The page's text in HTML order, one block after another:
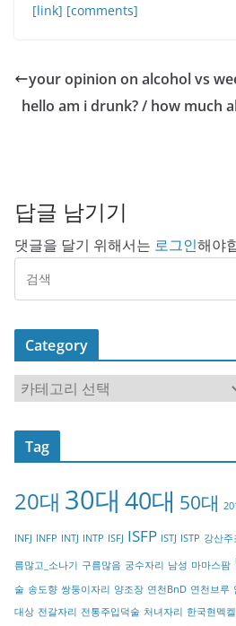
[link] [comments]
your opinion on alcohol vs
hello am i drunk? / how much
답글 남기기
댓글을 달기 위해서는 로그인해야
Category
a
t
o
y
Tag
20대 30대 40대 50대
INFJ INFP INTJ INTP ISFJ ISFP ISTJ ISTP 강산주
름많고_소나기 구름많음 궁수자리 남성 마마스팜
술 송도향 쌍둥이자리 양조장 연천BnD 연천브루
대상 전갈자리 전통주입덕술 처녀자리 한국현멕